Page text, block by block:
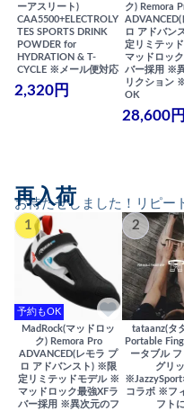
ーアスリート)
CAA5500+ELECTROLY
TES SPORTS DRINK
POWDER for
HYDRATION & T-
CYCLE ※メール便対応
2,320円
ク) Remora
ロ アドバン
定リミテッ
マッドロッ
バー採用 ※
リクション
OK
28,600円
お待たせしました！リピー
再入荷
1
予約もOK
MadRock(マッドロッ
ク) Remora Pro
ADVANCED(レモラ プ
ロ アドバンスト) ※限
定リミテッドモデル ※
マッドロック最強XFラ
バー採用 ※異次元のフ
2
tataanz(タ
Portable
ータブル
グリ
コラボ ※フ
フト